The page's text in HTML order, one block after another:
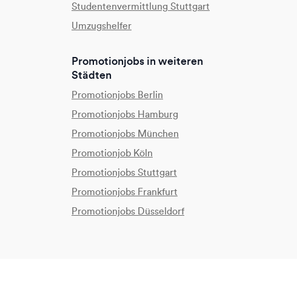
Studentenvermittlung Stuttgart
Umzugshelfer
Promotionjobs in weiteren
Städten
Promotionjobs Berlin
Promotionjobs Hamburg
Promotionjobs München
Promotionjob Köln
Promotionjobs Stuttgart
Promotionjobs Frankfurt
Promotionjobs Düsseldorf